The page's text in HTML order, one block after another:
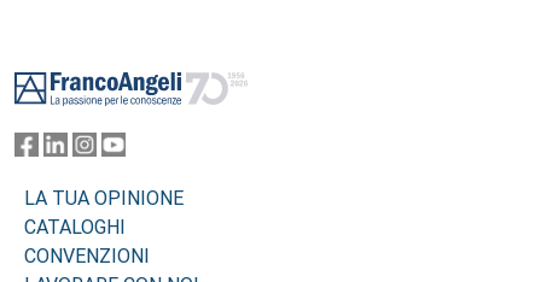
LA TUA OPINIONE
CATALOGHI
CONVENZIONI